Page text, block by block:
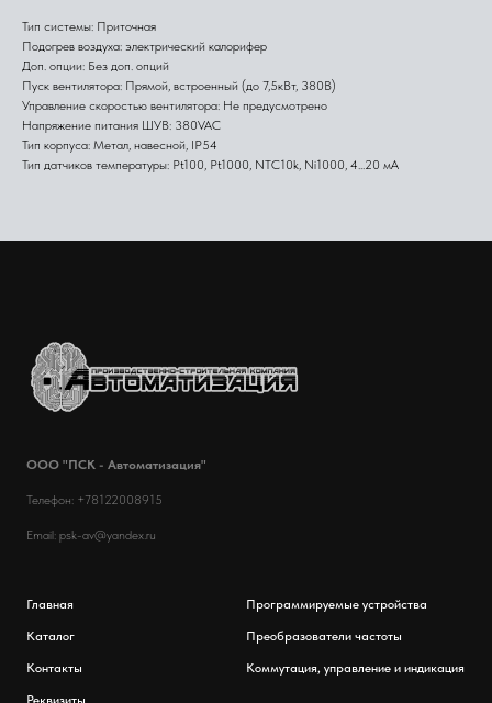
Тип системы: Приточная
Подогрев воздуха: электрический калорифер
Доп. опции: Без доп. опций
Пуск вентилятора: Прямой, встроенный (до 7,5кВт, 380В)
Управление скоростью вентилятора: Не предусмотрено
Напряжение питания ШУВ: 380VAC
Тип корпуса: Метал, навесной, IP54
Тип датчиков температуры: Pt100, Pt1000, NTC10k, Ni1000, 4...20 мА
ООО "ПСК - Автоматизация"
Телефон: +78122008915
Email: psk-av@yandex.ru
Главная
Каталог
Контакты
Реквизиты
Программируемые устройства
Преобразователи частоты
Коммутация, управление и индикация